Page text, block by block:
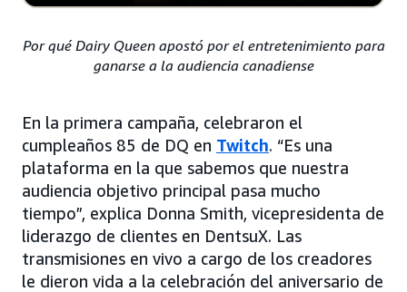
Por qué Dairy Queen apostó por el entretenimiento para
ganarse a la audiencia canadiense
En la primera campaña, celebraron el
cumpleaños 85 de DQ en Twitch. “Es una
plataforma en la que sabemos que nuestra
audiencia objetivo principal pasa mucho
tiempo”, explica Donna Smith, vicepresidenta de
liderazgo de clientes en DentsuX. Las
transmisiones en vivo a cargo de los creadores
le dieron vida a la celebración del aniversario de